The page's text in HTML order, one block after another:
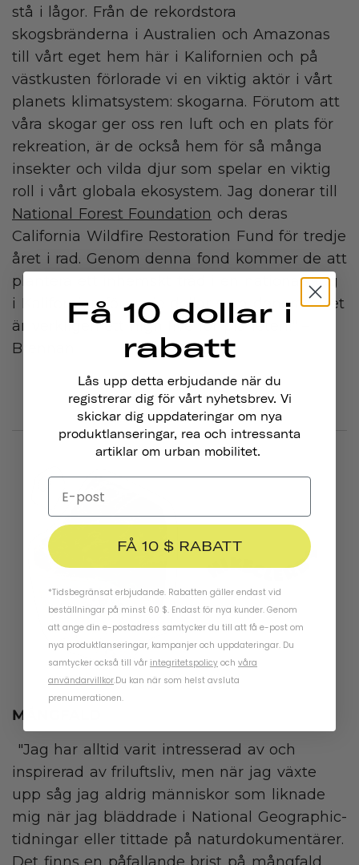
stå i lågor. Från de rekordstora
skogsbränderna i Australien och Amazonas
till vårt eget hem här i Kalifornien och på
västkusten förlorade vi en viktig aktör i vårt
planets klimatsystem: skogarna. Förutom att
våra skogar ger oss ren luft och en plats för
rekreation, är de också hem för så många
insekter och vilda djur som spelar en viktig
roll i vårt globala ekosystem. Jag donerar till
National Forest Foundation och deras
California Wildfire Restoration Fund för tredje
året i rad. Genom denna fond kommer de att
plantera ett inhemskt träd i en nationalskog
i Kalifornien för varje dollar som doneras. Det
är verkligen ett high five för planeten!" –
Brennan
MÅNGFALD
"Jag har alltid varit intresserad av och
inspirerad av friluftsliv, men när jag växte
upp såg jag aldrig människor som liknade
mig när jag bläddrade i National Geographic-
tidningar eller tittade på naturdokumentärer.
Få 10 dollar i
rabatt
Lås upp detta erbjudande när du
registrerar dig för vårt nyhetsbrev. Vi
skickar dig uppdateringar om nya
produktlanseringar, rea och intressanta
artiklar om urban mobilitet.
FÅ 10 $ RABATT
*Tidsbegränsat erbjudande. Rabatten gäller endast vid
beställningar på minst 60 $. Endast för nya kunder. Genom
att ange din e-postadress samtycker du till att få e-post om
nya produktlanseringar, kampanjer och uppdateringar. Du
samtycker också till vår integritetspolicy och våra
användarvillkor.Du kan när som helst avsluta
prenumerationen.